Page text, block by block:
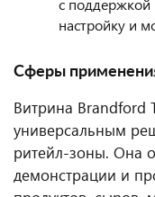
с
настройку и
Сферы
Витрина Brandford
универсальным
ритейл-зоны. Она
демонстрации и